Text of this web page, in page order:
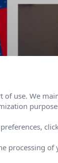
of use. We
processing of